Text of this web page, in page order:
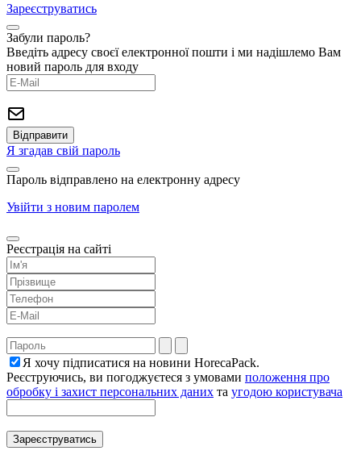
Зареєструватись
Забули пароль?
Введіть адресу своєї електронної пошти і ми надішлемо Вам
новий пароль для входу
Я згадав свій пароль
Пароль відправлено на електронну адресу
Увійти з новим паролем
Реєстрація на сайті
Я хочу підписатися на новини HorecaPack.
Реєструючись, ви погоджуєтеся з умовами положення про
обробку і захист персональних даних та угодою користувача